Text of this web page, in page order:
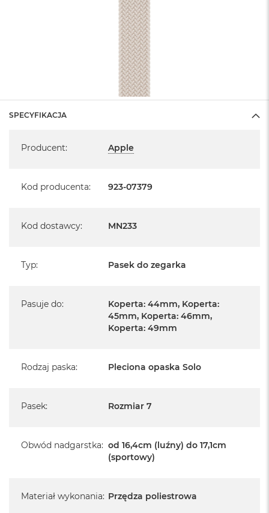
SPECYFIKACJA
Producent: Apple
Kod producenta: 923-07379
Kod dostawcy: MN233
Typ: Pasek do zegarka
Pasuje do:
Koperta: 44mm, Koperta:
45mm, Koperta: 46mm,
Koperta: 49mm
Rodzaj paska: Pleciona opaska Solo
Pasek: Rozmiar 7
Obwód nadgarstka: od 16,4cm (luźny) do 17,1cm
(sportowy)
Materiał wykonania: Przędza poliestrowa